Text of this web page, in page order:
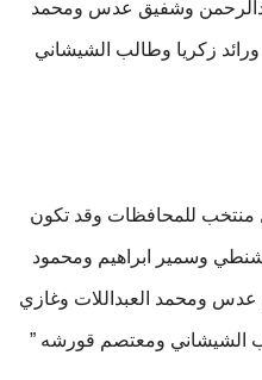
وشفيق عدس ومحمد
ورائد زكريا وطالب الشيشاني
منتخب للمحافظات وقد تكون
وسمير ابراهيم ومحمود
ومحمد العبداللات وغازي
الشيشاني ومعتصم قورشه ”